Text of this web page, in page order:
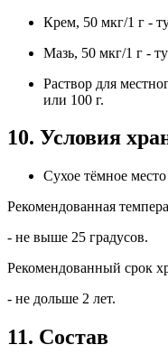
Крем, 50 мкг/1 г -
Мазь, 50 мкг/1 г -
Раствор для
или 100 г.
10. Условия
Сухое тёмное место
Рекомендованная
- не выше 25 градусов.
Рекомендованный срок
- не дольше 2 лет.
11. Состав